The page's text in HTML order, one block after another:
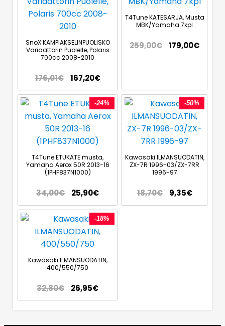
SnoX KAMPIAKSELINPUOLISKO
Variaattorin Puolelle, Polaris
700cc 2008-2010
176,01€ 167,20€
T4Tune KATESARJA, Musta
MBK/Yamaha 7kpl
259,00€ 179,00€
-24%
T4Tune ETUKATE musta,
Yamaha Aerox 50R 2013-16
(1PHF837N1000)
34,00€ 25,90€
-50%
Kawasaki ILMANSUODATIN,
ZX-7R 1996-03/ZX-7RR
1996-97
18,70€ 9,35€
-18%
Kawasaki ILMANSUODATIN,
400/550/750
32,80€ 26,95€